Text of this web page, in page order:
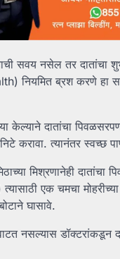
सवय नसेल तर दातांचा
नियमित ब्रश करणे हा
केल्याने दातांचा
करावा. त्यानंतर स्वच्छ
मिश्रणानेही दातांचा
एक चमचा
घासावे.
नसल्यास